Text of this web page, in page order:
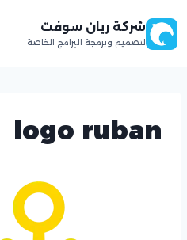
إلى
المحتوى
شركة ريان سوفت
لتصميم وبرمجة البرامج الخاصة
logo ruban